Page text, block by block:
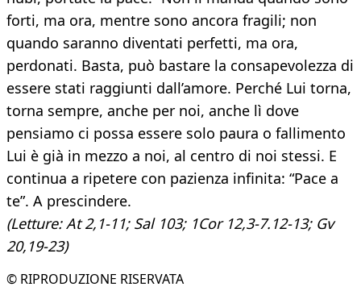
forti, ma ora, mentre sono ancora fragili; non
quando saranno diventati perfetti, ma ora,
perdonati. Basta, può bastare la consapevolezza di
essere stati raggiunti dall’amore. Perché Lui torna,
torna sempre, anche per noi, anche lì dove
pensiamo ci possa essere solo paura o fallimento
Lui è già in mezzo a noi, al centro di noi stessi. E
continua a ripetere con pazienza infinita: “Pace a
te”. A prescindere.
(Letture: At 2,1-11; Sal 103; 1Cor 12,3-7.12-13; Gv
20,19-23)
© RIPRODUZIONE RISERVATA